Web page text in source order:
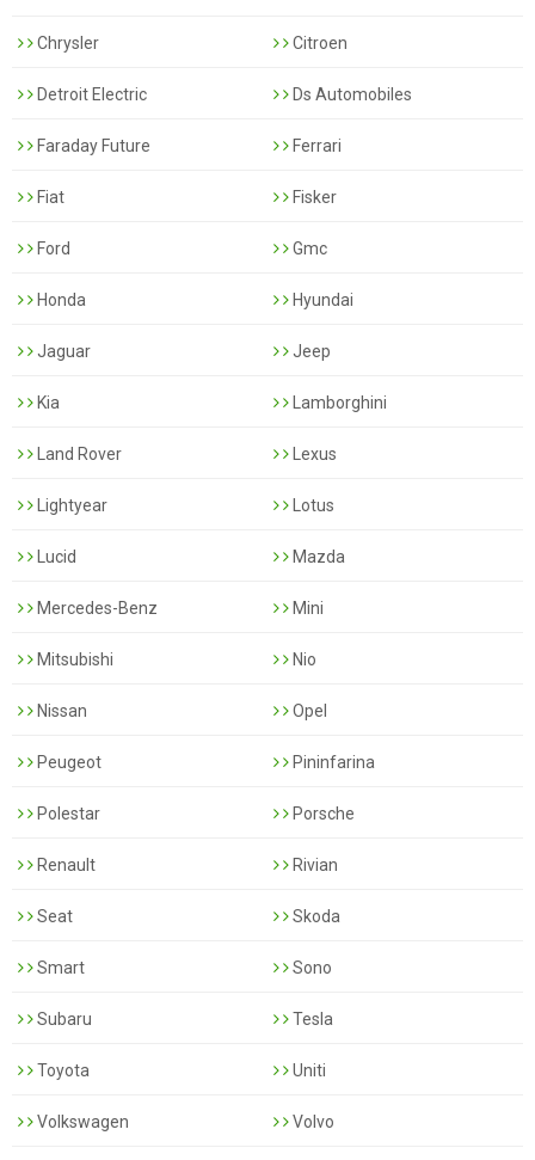
Chrysler Citroen
Detroit Electric Ds Automobiles
Faraday Future Ferrari
Fiat Fisker
Ford Gmc
Honda Hyundai
Jaguar Jeep
Kia Lamborghini
Land Rover Lexus
Lightyear Lotus
Lucid Mazda
Mercedes-Benz Mini
Mitsubishi Nio
Nissan Opel
Peugeot Pininfarina
Polestar Porsche
Renault Rivian
Seat Skoda
Smart Sono
Subaru Tesla
Toyota Uniti
Volkswagen Volvo